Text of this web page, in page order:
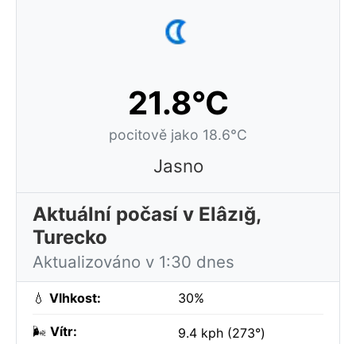
21.8°C
pocitově jako 18.6°C
Jasno
Aktuální počasí v Elâzığ,
Turecko
Aktualizováno v 1:30 dnes
💧 Vlhkost: 30%
🌬️ Vítr: 9.4 kph (273°)